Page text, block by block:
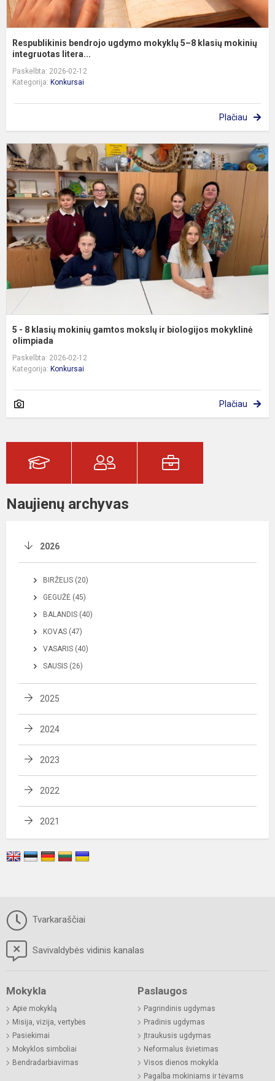
Respublikinis bendrojo ugdymo mokyklų 5–8 klasių mokinių
integruotas litera...
Paskelbta: 2026-02-12
Kategorija: Konkursai
Plačiau
5 - 8 klasių mokinių gamtos mokslų ir biologijos mokyklinė
olimpiada
Paskelbta: 2026-02-12
Kategorija: Konkursai
Plačiau
Naujienų archyvas
2026
BIRŽELIS (20)
GEGUŽĖ (45)
BALANDIS (40)
KOVAS (47)
VASARIS (40)
SAUSIS (26)
2025
2024
2023
2022
2021
Tvarkaraščiai
Savivaldybės vidinis kanalas
Mokykla
Apie mokyklą
Misija, vizija, vertybės
Pasiekimai
Mokyklos simboliai
Bendradarbiavimas
Paslaugos
Pagrindinis ugdymas
Pradinis ugdymas
Įtraukusis ugdymas
Neformalus švietimas
Visos dienos mokykla
Pagalba mokiniams ir tėvams